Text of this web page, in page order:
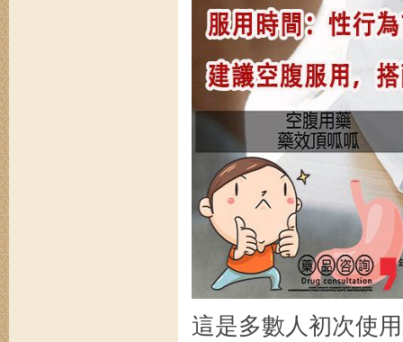
這是多數人初次使